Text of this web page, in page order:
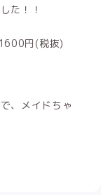
た！！
円(税抜)
、メイドちゃ